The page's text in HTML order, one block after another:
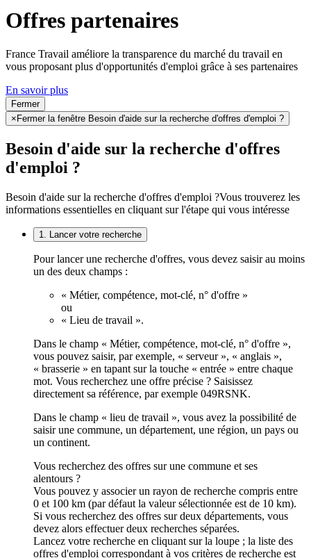
Offres partenaires
France Travail améliore la transparence du marché du travail en
vous proposant plus d'opportunités d'emploi grâce à ses partenaires
En savoir plus
Fermer
× Fermer la fenêtre Besoin d'aide sur la recherche d'offres d'emploi ?
Besoin d'aide sur la recherche d'offres
d'emploi ?
Besoin d'aide sur la recherche d'offres d'emploi ?Vous trouverez les
informations essentielles en cliquant sur l'étape qui vous intéresse
1. Lancer votre recherche
Pour lancer une recherche d'offres, vous devez saisir au moins
un des deux champs :
« Métier, compétence, mot-clé, n° d'offre »
ou
« Lieu de travail ».
Dans le champ « Métier, compétence, mot-clé, n° d'offre »,
vous pouvez saisir, par exemple, « serveur », « anglais »,
« brasserie » en tapant sur la touche « entrée » entre chaque
mot. Vous recherchez une offre précise ? Saisissez
directement sa référence, par exemple 049RSNK.
Dans le champ « lieu de travail », vous avez la possibilité de
saisir une commune, un département, une région, un pays ou
un continent.
Vous recherchez des offres sur une commune et ses
alentours ?
Vous pouvez y associer un rayon de recherche compris entre
0 et 100 km (par défaut la valeur sélectionnée est de 10 km).
Si vous recherchez des offres sur deux départements, vous
devez alors effectuer deux recherches séparées.
Lancez votre recherche en cliquant sur la loupe ; la liste des
offres d'emploi correspondant à vos critères de recherche est